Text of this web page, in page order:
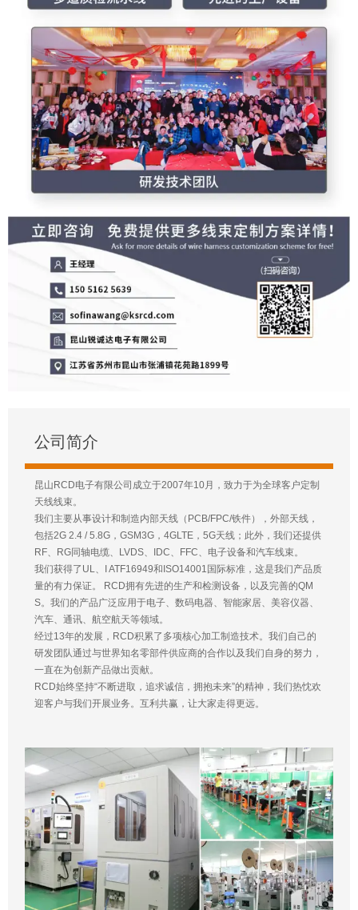
公司简介
昆山RCD电子有限公司成立于2007年10月，致力于为全球客户定制
天线线束。
我们主要从事设计和制造内部天线（PCB/FPC/铁件），外部天线，
包括2G 2.4 / 5.8G，GSM3G，4GLTE，5G天线；此外，我们还提供
RF、RG同轴电缆、LVDS、IDC、FFC、电子设备和汽车线束。
我们获得了UL、I ATF16949和ISO14001国际标准，这是我们产品质
量的有力保证。 RCD拥有先进的生产和检测设备，以及完善的QM
S。我们的产品广泛应用于电子、数码电器、智能家居、美容仪器、
汽车、通讯、航空航天等领域。
经过13年的发展，RCD积累了多项核心加工制造技术。我们自己的
研发团队通过与世界知名零部件供应商的合作以及我们自身的努力，
一直在为创新产品做出贡献。
RCD始终坚持“不断进取，追求诚信，拥抱未来”的精神，我们热忱欢
迎客户与我们开展业务。互利共赢，让大家走得更远。